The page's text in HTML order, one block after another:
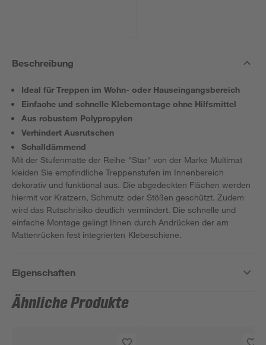
Beschreibung
Ideal für Treppen im Wohn- oder Hauseingangsbereich
Einfache und schnelle Klebemontage ohne Hilfsmittel
Aus robustem Polypropylen
Verhindert Ausrutschen
Schalldämmend
Mit der Stufenmatte der Reihe "Star" von der Marke Multimat
kleiden Sie empfindliche Treppenstufen im Innenbereich
dekorativ und funktional aus. Die abgedeckten Flächen werden
hiermit vor Kratzern, Schmutz oder Stößen geschützt. Zudem
wird das Rutschrisiko deutlich vermindert. Die schnelle und
einfache Montage gelingt Ihnen durch Andrücken der am
Mattenrücken fest integrierten Klebeschiene.
Eigenschaften
Ähnliche Produkte